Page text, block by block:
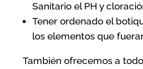
Sanitario el PH y
Tener ordenado el
los elementos que
También ofrecemos a